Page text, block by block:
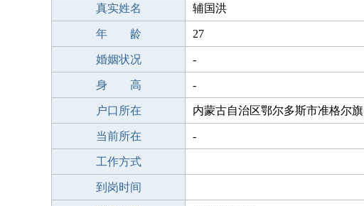
真实姓名 辅国洪
年 龄 27
婚姻状况 -
身 高 -
户口所在 内蒙古自治区鄂尔多斯市准格尔旗
当前所在 -
工作方式
到岗时间